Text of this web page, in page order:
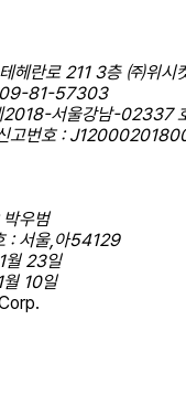
헤란로 211 3층 ㈜위시
81-57303
2018-서울강남-02337
고번호 :
우범
: 서울,아54129
월 23일
10일